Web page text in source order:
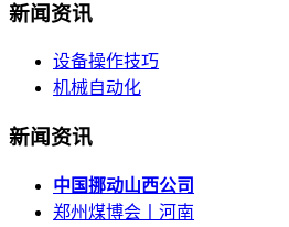
新闻资讯
设备操作技巧
机械自动化
新闻资讯
中国挪动山西公司
郑州煤博会丨河南